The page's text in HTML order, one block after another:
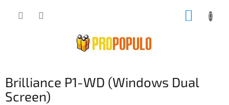
Brilliance P1-WD (Windows Dual
Screen)